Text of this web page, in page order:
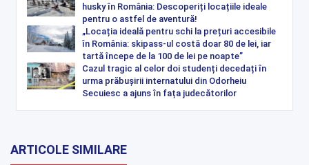
husky în România: Descoperiți locațiile ideale
pentru o astfel de aventură!
„Locația ideală pentru schi la prețuri accesibile
în România: skipass-ul costă doar 80 de lei, iar
tartă începe de la 100 de lei pe noapte”
Cazul tragic al celor doi studenți decedați în
urma prăbușirii internatului din Odorheiu
Secuiesc a ajuns în fața judecătorilor
ARTICOLE SIMILARE